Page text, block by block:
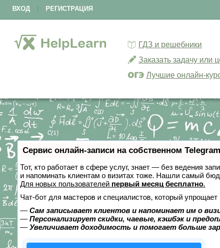
ВХОД РЕГИСТРАЦИЯ
ГДЗ и решебники
Заказать задачу или
Лучшие онлайн-
Сервис онлайн-записи на собственном
Тот, кто работает в сфере услуг, знает — без ведения
и напоминать клиентам о визитах тоже. Нашли самый
Для новых пользователей первый месяц бесплатно.
Чат-бот для мастеров и специалистов, который упрощает
— Сам записывает клиентов и напоминает им о
— Персонализирует скидки, чаевые, кэшбэк и
— Увеличивает доходимость и помогает больше